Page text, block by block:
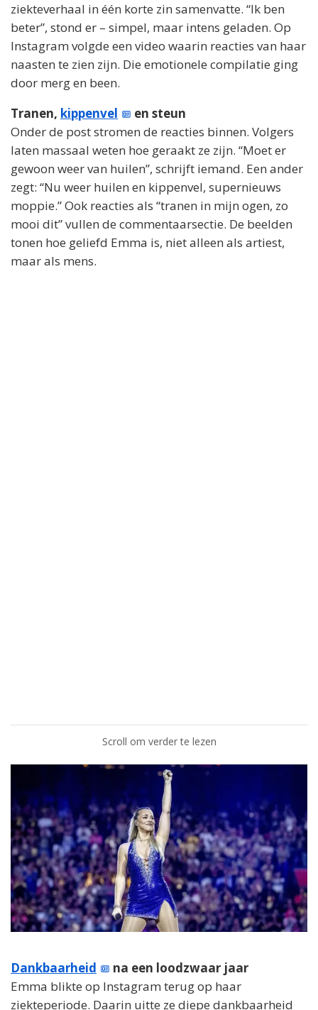
ziekteverhaal in één korte zin samenvatte. “Ik ben
beter”, stond er – simpel, maar intens geladen. Op
Instagram volgde een video waarin reacties van haar
naasten te zien zijn. Die emotionele compilatie ging
door merg en been.
Tranen, kippenvel
en steun
Onder de post stromen de reacties binnen. Volgers
laten massaal weten hoe geraakt ze zijn. “Moet er
gewoon weer van huilen”, schrijft iemand. Een ander
zegt: “Nu weer huilen en kippenvel, supernieuws
moppie.” Ook reacties als “tranen in mijn ogen, zo
mooi dit” vullen de commentaarsectie. De beelden
tonen hoe geliefd Emma is, niet alleen als artiest,
maar als mens.
Scroll om verder te lezen
Dankbaarheid
na een loodzwaar jaar
Emma blikte op Instagram terug op haar
ziekteperiode. Daarin uitte ze diepe dankbaarheid